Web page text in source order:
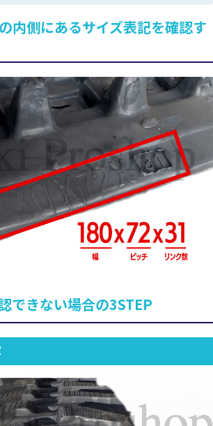
内側にあるサイズ表記を確認す
できない場合の3STEP